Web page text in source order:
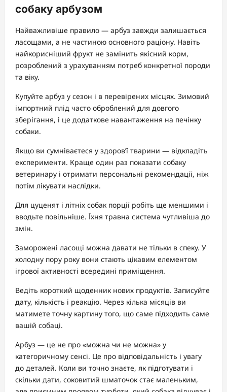
собаку арбузом
Найважливіше правило — арбуз завжди залишається
ласощами, а не частиною основного раціону. Навіть
найкорисніший фрукт не замінить якісний корм,
розроблений з урахуванням потреб конкретної породи
та віку.
Купуйте арбуз у сезон і в перевірених місцях. Зимовий
імпортний плід часто оброблений для довгого
зберігання, і це додаткове навантаження на печінку
собаки.
Якщо ви сумніваєтеся у здоров’ї тварини — відкладіть
експерименти. Краще один раз показати собаку
ветеринару і отримати персональні рекомендації, ніж
потім лікувати наслідки.
Для цуценят і літніх собак порції робіть ще меншими і
вводьте повільніше. Їхня травна система чутливіша до
змін.
Заморожені ласощі можна давати не тільки в спеку. У
холодну пору року вони стають цікавим елементом
ігрової активності всередині приміщення.
Ведіть короткий щоденник нових продуктів. Записуйте
дату, кількість і реакцію. Через кілька місяців ви
матимете точну картину того, що саме підходить саме
вашій собаці.
Арбуз — це не про «можна чи не можна» у
категоричному сенсі. Це про відповідальність і увагу
до деталей. Коли ви точно знаєте, як підготувати і
скільки дати, соковитий шматочок стає маленьким,